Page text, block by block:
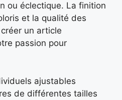
ou éclectique. La finition
et la qualité des
un article
passion pour
ajustables
de différentes tailles